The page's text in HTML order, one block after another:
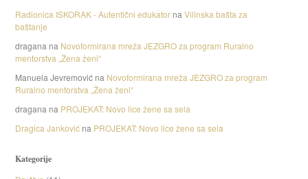
Radionica ISKORAK - Autentični edukatorna Vilinska bašta za
baštanje
dragana na Novoformirana mreža JEZGRO za program Ruralno
mentorstva „Žena ženi“
Manuela Jevremovićna Novoformirana mreža JEZGRO za program
Ruralno mentorstva „Žena ženi“
dragana na PROJEKAT: Novo lice žene sa sela
Dragica Jankovićna PROJEKAT: Novo lice žene sa sela
Kategorije